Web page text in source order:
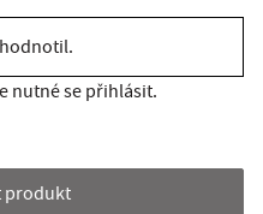
nutné se přihlásit.
produkt